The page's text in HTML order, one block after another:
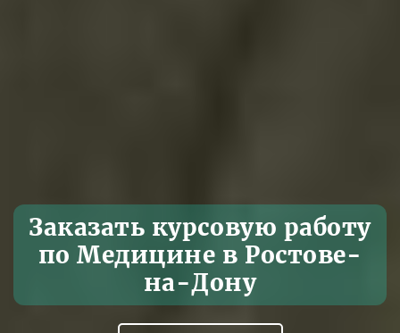
Заказать курсовую работу
по Медицине в Ростове-
на-Дону